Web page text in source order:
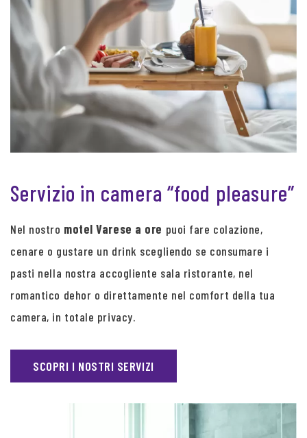
Servizio in camera “food pleasure”
Nel nostro motel Varese a ore puoi fare colazione,
cenare o gustare un drink scegliendo se consumare i
pasti nella nostra accogliente sala ristorante, nel
romantico dehor o direttamente nel comfort della tua
camera, in totale privacy.
SCOPRI I NOSTRI SERVIZI